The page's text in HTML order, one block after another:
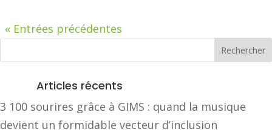
« Entrées précédentes
Articles récents
3 100 sourires grâce à GIMS : quand la musique
devient un formidable vecteur d’inclusion